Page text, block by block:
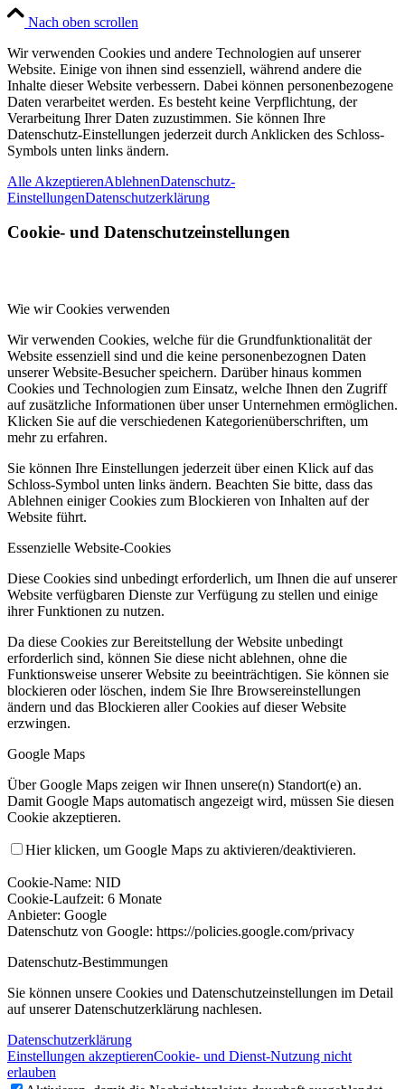
Nach oben scrollen
Wir verwenden Cookies und andere Technologien auf unserer
Website. Einige von ihnen sind essenziell, während andere die
Inhalte dieser Website verbessern. Dabei können personenbezogene
Daten verarbeitet werden. Es besteht keine Verpflichtung, der
Verarbeitung Ihrer Daten zuzustimmen. Sie können Ihre
Datenschutz-Einstellungen jederzeit durch Anklicken des Schloss-
Symbols unten links ändern.
Alle AkzeptierenAblehnenDatenschutz-
EinstellungenDatenschutzerklärung
Cookie- und Datenschutzeinstellungen
Wie wir Cookies verwenden
Wir verwenden Cookies, welche für die Grundfunktionalität der
Website essenziell sind und die keine personenbezognen Daten
unserer Website-Besucher speichern. Darüber hinaus kommen
Cookies und Technologien zum Einsatz, welche Ihnen den Zugriff
auf zusätzliche Informationen über unser Unternehmen ermöglichen.
Klicken Sie auf die verschiedenen Kategorienüberschriften, um
mehr zu erfahren.
Sie können Ihre Einstellungen jederzeit über einen Klick auf das
Schloss-Symbol unten links ändern. Beachten Sie bitte, dass das
Ablehnen einiger Cookies zum Blockieren von Inhalten auf der
Website führt.
Essenzielle Website-Cookies
Diese Cookies sind unbedingt erforderlich, um Ihnen die auf unserer
Website verfügbaren Dienste zur Verfügung zu stellen und einige
ihrer Funktionen zu nutzen.
Da diese Cookies zur Bereitstellung der Website unbedingt
erforderlich sind, können Sie diese nicht ablehnen, ohne die
Funktionsweise unserer Website zu beeinträchtigen. Sie können sie
blockieren oder löschen, indem Sie Ihre Browsereinstellungen
ändern und das Blockieren aller Cookies auf dieser Website
erzwingen.
Google Maps
Über Google Maps zeigen wir Ihnen unsere(n) Standort(e) an.
Damit Google Maps automatisch angezeigt wird, müssen Sie diesen
Cookie akzeptieren.
Hier klicken, um Google Maps zu aktivieren/deaktivieren.
Cookie-Name: NID
Cookie-Laufzeit: 6 Monate
Anbieter: Google
Datenschutz von Google: https://policies.google.com/privacy
Datenschutz-Bestimmungen
Sie können unsere Cookies und Datenschutzeinstellungen im Detail
auf unserer Datenschutzerklärung nachlesen.
Datenschutzerklärung
Einstellungen akzeptierenCookie- und Dienst-Nutzung nicht
erlauben